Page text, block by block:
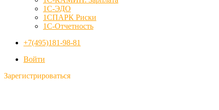
1С-ЭДО
1СПАРК Риски
1С-Отчетность
+7(495)181-98-81
Войти
Зарегистрироваться